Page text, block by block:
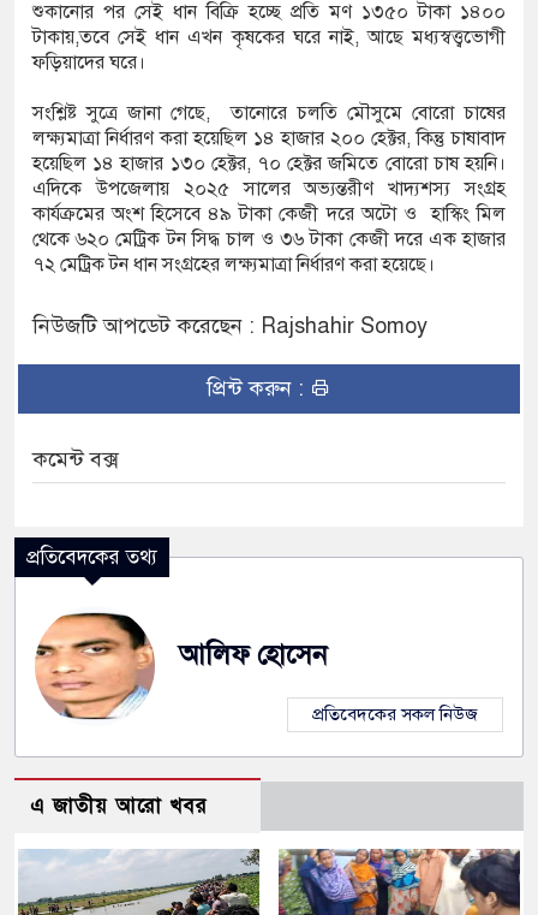
শুকানোর পর সেই ধান বিক্রি হচ্ছে প্রতি মণ ১৩৫০ টাকা ১৪০০
টাকায়,তবে সেই ধান এখন কৃষকের ঘরে নাই, আছে মধ্যস্বত্ত্বভোগী
ফড়িয়াদের ঘরে।
সংশ্লিষ্ট সুত্রে জানা গেছে, তানোরে চলতি মৌসুমে বোরো চাষের
লক্ষ্যমাত্রা নির্ধারণ করা হয়েছিল ১৪ হাজার ২০০ হেক্টর, কিন্তু চাষাবাদ
হয়েছিল ১৪ হাজার ১৩০ হেক্টর, ৭০ হেক্টর জমিতে বোরো চাষ হয়নি।
এদিকে উপজেলায় ২০২৫ সালের অভ্যন্তরীণ খাদ্যশস্য সংগ্রহ
কার্যক্রমের অংশ হিসেবে ৪৯ টাকা কেজী দরে অটো ও হাস্কিং মিল
থেকে ৬২০ মেট্রিক টন সিদ্ধ চাল ও ৩৬ টাকা কেজী দরে এক হাজার
৭২ মেট্রিক টন ধান সংগ্রহের লক্ষ্যমাত্রা নির্ধারণ করা হয়েছে।
নিউজটি আপডেট করেছেন : Rajshahir Somoy
প্রিন্ট করুন :
কমেন্ট বক্স
প্রতিবেদকের তথ্য
আলিফ হোসেন
প্রতিবেদকের সকল নিউজ
এ জাতীয় আরো খবর